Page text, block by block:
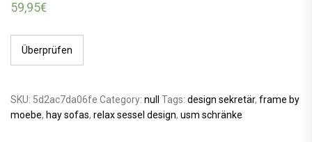
59,95€
Überprüfen
SKU: 5d2ac7da06fe Category: null Tags: design sekretär, frame by
moebe, hay sofas, relax sessel design, usm schränke